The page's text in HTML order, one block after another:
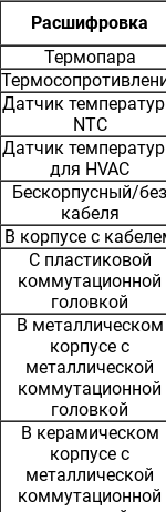
Расшифровка
Термопара
Датчик
NTC
Датчик
для HVAC
Бескорпусный/без
кабеля
В корпусе с
С пластиковой
коммутационной
головкой
В металлическом
корпусе с
металлической
коммутационной
головкой
В керамическом
корпусе с
металлической
коммутационной